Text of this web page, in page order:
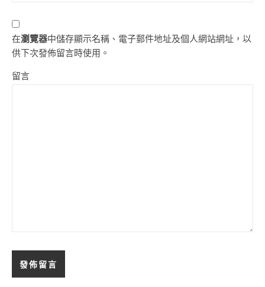
在瀏覽器中儲存顯示名稱、電子郵件地址及個人網站網址，以
供下次發佈留言時使用。
留言